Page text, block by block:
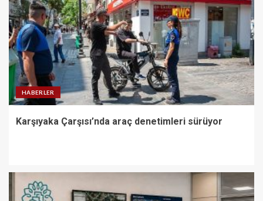
HABERLER
Karşıyaka Çarşısı’nda araç denetimleri sürüyor